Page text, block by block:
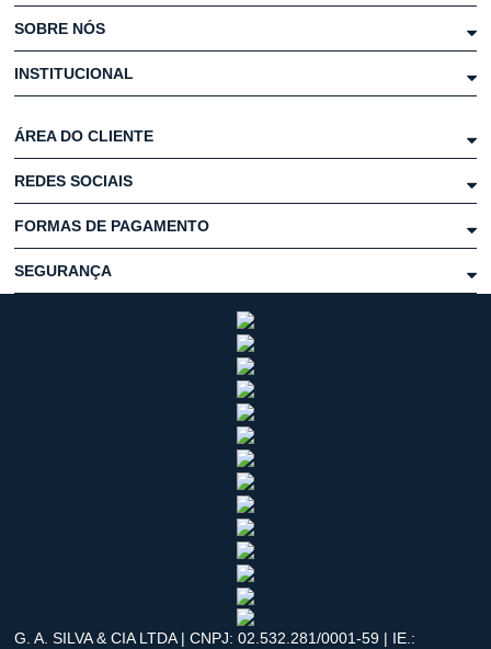
SOBRE NÓS
INSTITUCIONAL
ÁREA DO CLIENTE
REDES SOCIAIS
FORMAS DE PAGAMENTO
SEGURANÇA
G. A. SILVA & CIA LTDA | CNPJ: 02.532.281/0001-59 | IE.: